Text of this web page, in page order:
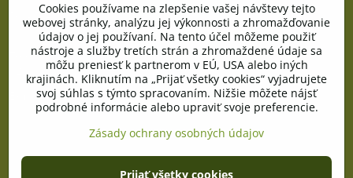
PO - PIA od 10:00 do 14:00
Telefón poradňa:
+421 903 996 513
E-mail:
poradna@pramenzdravia.sk
©2026Copyright
Cookies používame na zlepšenie vašej návštevy tejto
webovej stránky, analýzu jej výkonnosti a zhromažďovanie
údajov o jej používaní. Na tento účel môžeme použiť
nástroje a služby tretích strán a zhromaždené údaje sa
môžu preniesť k partnerom v EÚ, USA alebo iných
krajinách. Kliknutím na „Prijať všetky cookies“ vyjadrujete
svoj súhlas s týmto spracovaním. Nižšie môžete nájsť
podrobné informácie alebo upraviť svoje preferencie.
Zásady ochrany osobných údajov
Prijať všetky cookies